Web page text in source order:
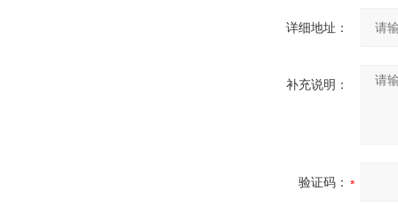
详细地址：
补充说明：
验证码：